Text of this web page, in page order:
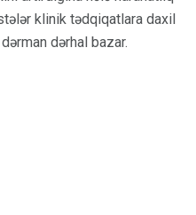
klinik tədqiqatlara daxil
dərhal bazar.